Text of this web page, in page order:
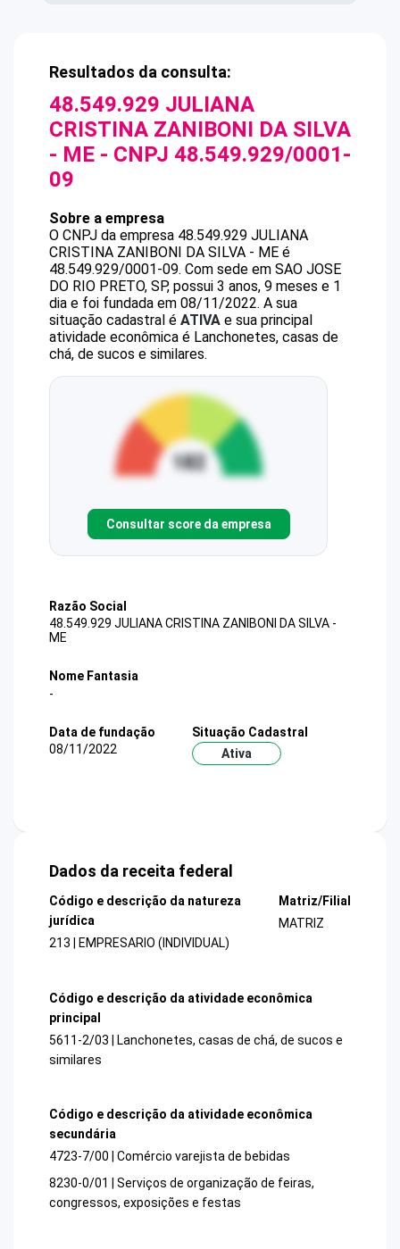
Resultados da consulta:
48.549.929 JULIANA
CRISTINA ZANIBONI DA SILVA
- ME - CNPJ 48.549.929/0001-
09
Sobre a empresa
O CNPJ da empresa 48.549.929 JULIANA
CRISTINA ZANIBONI DA SILVA - ME é
48.549.929/0001-09. Com sede em SAO JOSE
DO RIO PRETO, SP, possui 3 anos, 9 meses e 1
dia e foi fundada em 08/11/2022. A sua
situação cadastral é ATIVA e sua principal
atividade econômica é Lanchonetes, casas de
chá, de sucos e similares.
Consultar score da empresa
Razão Social
48.549.929 JULIANA CRISTINA ZANIBONI DA SILVA -
ME
Nome Fantasia
-
Data de fundação
08/11/2022
Situação Cadastral
Ativa
Dados da receita federal
Código e descrição da natureza
jurídica
213 | EMPRESARIO (INDIVIDUAL)
Matriz/Filial
MATRIZ
Código e descrição da atividade econômica
principal
5611-2/03 | Lanchonetes, casas de chá, de sucos e
similares
Código e descrição da atividade econômica
secundária
4723-7/00 | Comércio varejista de bebidas
8230-0/01 | Serviços de organização de feiras,
congressos, exposições e festas